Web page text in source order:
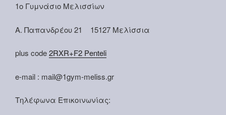
1ο Γυμνάσιο Μελισσίων
Α. Παπανδρέου 21 15127 Μελίσσια
plus code2RXR+F2 Penteli
e-mail : mail@1gym-meliss.gr
Τηλέφωνα Επικοινωνίας: